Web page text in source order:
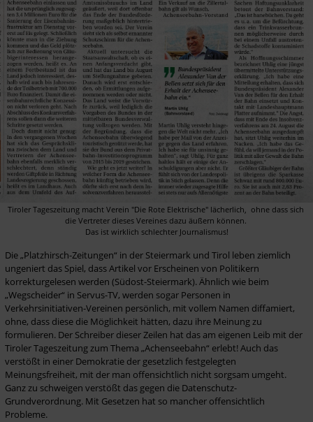
Tiroler Tageszeitung macht Verein "Die Rote Elektrische" lächerlich,  ohne dass sich
die Vertreter dieses Vereines dazu äußern können.
Das ist wirklich schlechter Journalismus!
Die „Platzhirsch-Zeitungen“ in der Steiermark und Tirol leben ziemlich
ungeniert das Spiel, dass Artikel vor Erscheinen von Politikern
korrekturgelesen werden (Südost-Steiermark). Ähnlich wie beim
„Wegscheider“ in Servus-TV, werden sogar Personen in
Verkehrsinitiativen-Vereinen persönlich, mit vollem Namen diffamiert,
ohne, dass diese die Möglichkeit hätten, dazu ihre Meinung zu
formulieren. Der Schreiber dieser Zeilen hat das am eigenen Leib mit der
Tiroler Tageszeitung zum Thema „Achenseebahn“ erlebt! Auch das
verstößt in einer Demokratie der gesetzlich festgelegten
Meinungsfreiheit, mit der man offensichtlich nicht sorgsam umgeht.
Ganz zu schweigen verstößt das gegen die Datenschutz-
Grundverordnung. Mit Gesetzen hat so mancher offensichtlich
Probleme.